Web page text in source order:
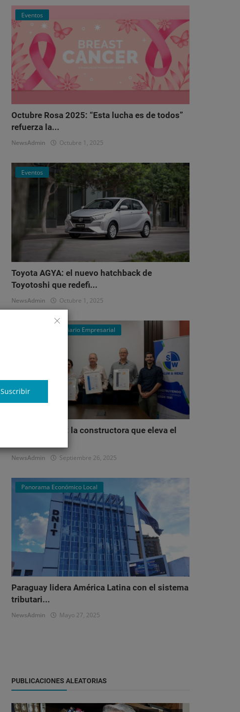
Suscribir
Eventos
Octubre Rosa 2025: “Esta lucha es de todos”
refuerza la...
NewsAdmin Octubre 1, 2025
Eventos
Toyota AGYA: el nuevo hatchback de
Toyotoshi que redefi...
NewsAdmin Octubre 1, 2025
Mercado Inmobiliario Empresarial
Salum & Wenz: la constructora que eleva el
NewsAdmin Septiembre 26, 2025
Panorama Económico Local
Paraguay lidera América Latina con el sistema
tributari...
NewsAdmin Mayo 27, 2025
PUBLICACIONES ALEATORIAS